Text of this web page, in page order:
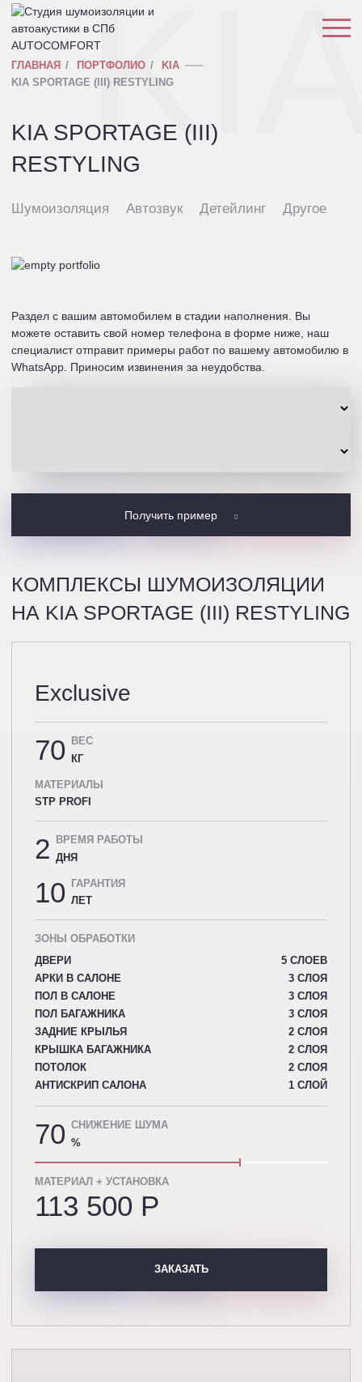
ГЛАВНАЯ ПОРТФОЛИО
KIA
KIA SPORTAGE (III) RESTYLING
KIA SPORTAGE (III)
RESTYLING
Шумоизоляция Автозвук Детейлинг Другое
Раздел с вашим автомобилем в стадии наполнения. Вы
можете оставить свой номер телефона в форме ниже, наш
специалист отправит примеры работ по вашему автомобилю в
WhatsApp. Приносим извинения за неудобства.
Получить пример
КОМПЛЕКСЫ ШУМОИЗОЛЯЦИИ
НА KIA SPORTAGE (III) RESTYLING
Exclusive
70
ВЕС
КГ
МАТЕРИАЛЫ
STP PROFI
2
ВРЕМЯ РАБОТЫ
ДНЯ
10
ГАРАНТИЯ
ЛЕТ
ЗОНЫ ОБРАБОТКИ
ДВЕРИ
5 СЛОЕВ
АРКИ В САЛОНЕ
3 СЛОЯ
ПОЛ В САЛОНЕ
3 СЛОЯ
ПОЛ БАГАЖНИКА
3 СЛОЯ
ЗАДНИЕ КРЫЛЬЯ
2 СЛОЯ
КРЫШКА БАГАЖНИКА
2 СЛОЯ
ПОТОЛОК
2 СЛОЯ
АНТИСКРИП САЛОНА
1 СЛОЙ
70 СНИЖЕНИЕ ШУМА
%
МАТЕРИАЛ + УСТАНОВКА
113 500 P
ЗАКАЗАТЬ